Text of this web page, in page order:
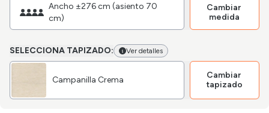
Ancho ±276 cm (asiento 70
cm)
Cambiar
medida
SELECCIONA TAPIZADO: Ver detalles
Campanilla Crema
Cambiar
tapizado